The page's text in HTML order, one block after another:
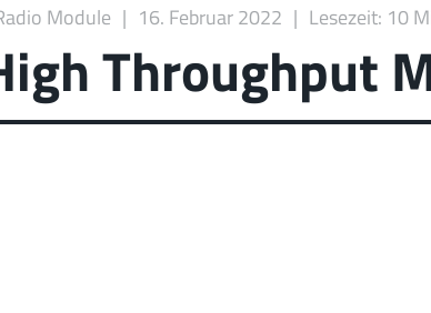
Module 16. Februar 2022 Lesezeit: 10
Throughput